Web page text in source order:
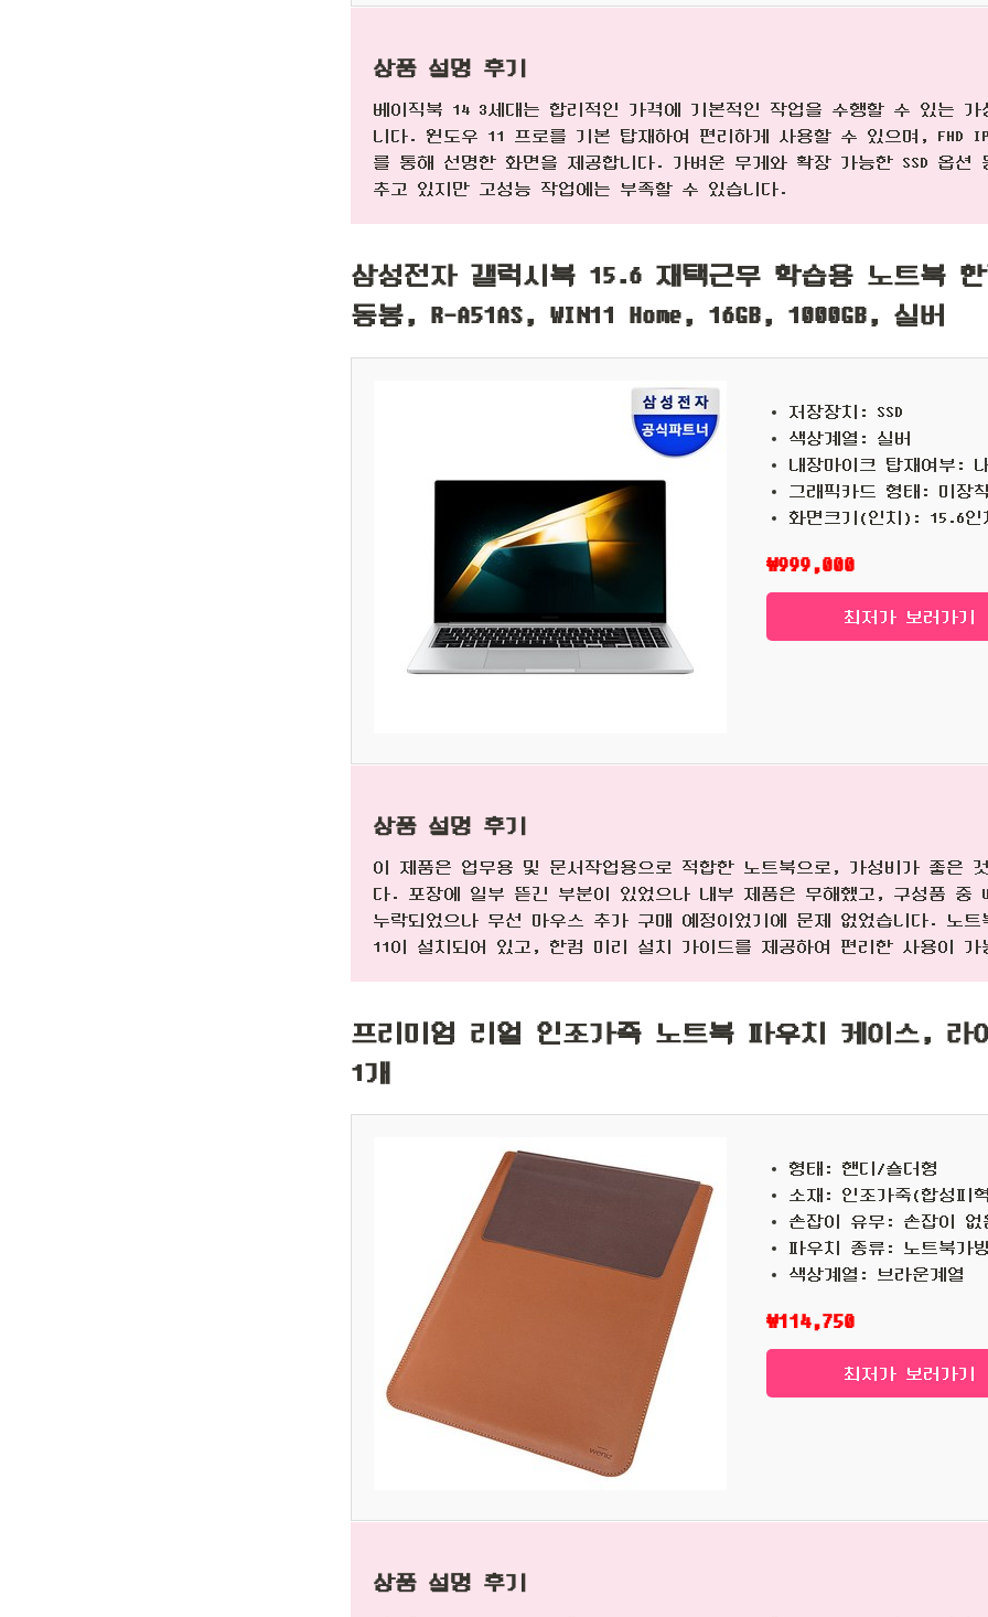
상품 설명 후기
베이직북 14 3세대는 합리적인 가격에 기본적인 작업을 수행할 수 있는 가
니다. 윈도우 11 프로를 기본 탑재하여 편리하게 사용할 수 있으며, FHD
를 통해 선명한 화면을 제공합니다. 가벼운 무게와 확장 가능한 SSD 옵션
추고 있지만 고성능 작업에는 부족할 수 있습니다.
삼성전자 갤럭시북 15.6 재택근무 학습용 노트북 한
동봉, R-A51AS, WIN11 Home, 16GB, 1000GB, 실버
저장장치: SSD
색상계열: 실버
내장마이크 탑재여부:
그래픽카드 형태: 미장
화면크기(인치): 15.6인
₩999,000
최저가 보러가기
상품 설명 후기
이 제품은 업무용 및 문서작업용으로 적합한 노트북으로, 가성비가 좋은 것
다. 포장에 일부 뜯긴 부분이 있었으나 내부 제품은 무해했고, 구성품 중
누락되었으나 무선 마우스 추가 구매 예정이었기에 문제 없었습니다. 노트
11이 설치되어 있고, 한컴 미리 설치 가이드를 제공하여 편리한 사용이 가
프리미엄 리얼 인조가죽 노트북 파우치 케이스, 라
1개
형태: 핸디/숄더형
소재: 인조가죽(합성피
손잡이 유무: 손잡이 없
파우치 종류: 노트북가
색상계열: 브라운계열
₩114,750
최저가 보러가기
상품 설명 후기